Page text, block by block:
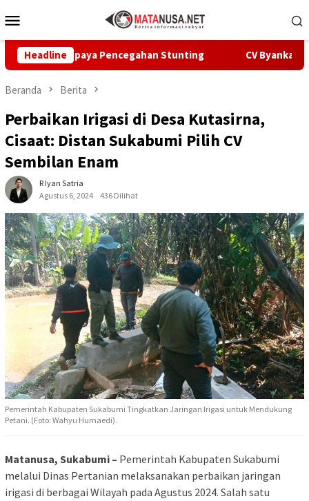
ke
Mobile
Headline
Pencegahan Stunting CV Byankarya Pastikan
Beranda Berita
Perbaikan Irigasi di Desa Kutasirna,
Cisaat: Distan Sukabumi Pilih CV
Sembilan Enam
R Iyan Satria
Agustus 6, 2024
436 Dilihat
Pemerintah Kabupaten Sukabumi Tingkatkan Jaringan Irigasi untuk Mendukung
Petani. (Foto: Wahyu Humaedi).
Matanusa, Sukabumi – Pemerintah Kabupaten Sukabumi
melalui Dinas Pertanian melaksanakan perbaikan jaringan
irigasi di berbagai Wilayah pada Agustus 2024. Salah satu